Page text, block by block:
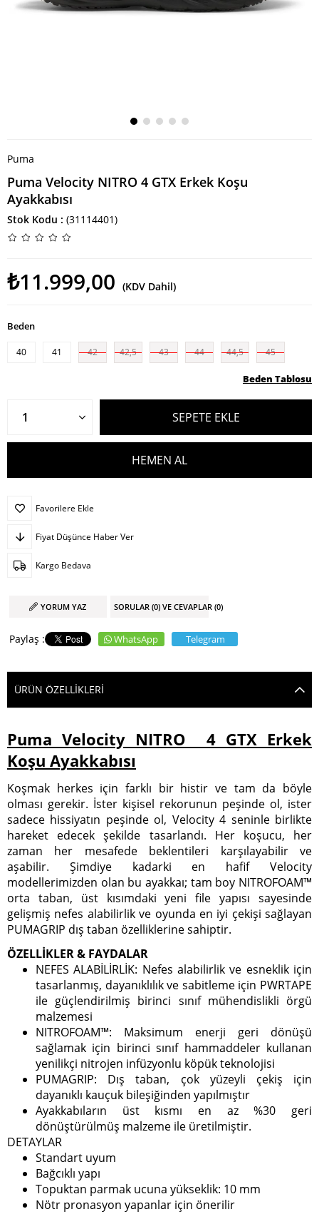
Puma
Puma Velocity NITRO 4 GTX Erkek Koşu
Ayakkabısı
Stok Kodu (31114401)
₺11.999,00 (KDV Dahil)
Beden
40 41 42 42,5 43 44 44,5 45
Beden Tablosu
Favorilere Ekle
Fiyat Düşünce Haber Ver
Kargo Bedava
YORUM YAZ SORULAR (0) VE CEVAPLAR (0)
WhatsApp Telegram
ÜRÜN ÖZELLIKLERI
Puma Velocity NITRO 4 GTX Erkek
Koşu Ayakkabısı
Koşmak herkes için farklı bir histir ve tam da böyle
olması gerekir. İster kişisel rekorunun peşinde ol, ister
sadece hissiyatın peşinde ol, Velocity 4 seninle birlikte
hareket edecek şekilde tasarlandı. Her koşucu, her
zaman her mesafede beklentileri karşılayabilir ve
aşabilir. Şimdiye kadarki en hafif Velocity
modellerimizden olan bu ayakkaı; tam boy NITROFOAM™
orta taban, üst kısımdaki yeni file yapısı sayesinde
gelişmiş nefes alabilirlik ve oyunda en iyi çekişi sağlayan
PUMAGRIP dış taban özelliklerine sahiptir.
ÖZELLİKLER & FAYDALAR
NEFES ALABİLİRLİK: Nefes alabilirlik ve esneklik için
tasarlanmış, dayanıklılık ve sabitleme için PWRTAPE
ile güçlendirilmiş birinci sınıf mühendislikli örgü
malzemesi
NITROFOAM™: Maksimum enerji geri dönüşü
sağlamak için birinci sınıf hammaddeler kullanan
yenilikçi nitrojen infüzyonlu köpük teknolojisi
PUMAGRIP: Dış taban, çok yüzeyli çekiş için
dayanıklı kauçuk bileşiğinden yapılmıştır
Ayakkabıların üst kısmı en az %30 geri
dönüştürülmüş malzeme ile üretilmiştir.
DETAYLAR
Standart uyum
Bağcıklı yapı
Topuktan parmak ucuna yükseklik: 10 mm
Nötr pronasyon yapanlar için önerilir